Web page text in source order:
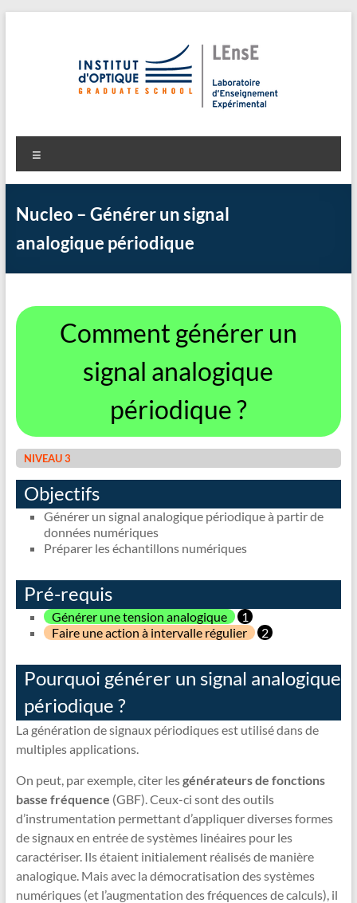
LEnsE
Laboratoire d'Enseignement Expérimental
Nucleo – Générer un signal
analogique périodique
Comment générer un
signal analogique
périodique ?
NIVEAU 3
Objectifs
Générer un signal analogique périodique à partir de
données numériques
Préparer les échantillons numériques
Pré-requis
Générer une tension analogique
1
Faire une action à intervalle régulier
2
Pourquoi générer un signal analogique
périodique ?
La génération de signaux périodiques est utilisé dans de
multiples applications.
On peut, par exemple, citer lesgénérateurs de fonctions
basse fréquence (GBF). Ceux-ci sont des outils
d’instrumentation permettant d’appliquer diverses formes
de signaux en entrée de systèmes linéaires pour les
caractériser. Ils étaient initialement réalisés de manière
analogique. Mais avec la démocratisation des systèmes
numériques (et l’augmentation des fréquences de calculs), il